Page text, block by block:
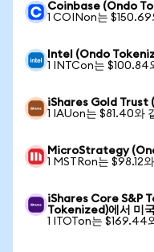
Coinbase (Ondo
1 COINon는 $150.69
Intel (Ondo
1 INTCon는 $100.84
iShares Gold Trust
1 IAUon는 $81.40와
MicroStrategy
1 MSTRon는 $98.12
iShares Core S&P
Tokenized)에서 미
1 ITOTon는 $169.44